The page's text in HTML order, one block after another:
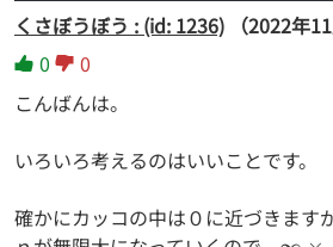
くさぼうぼう : (id: 1236)
（2022年
0
0
こんばんは。
いろいろ考えるのはいいことです。
確かにカッコの中は０に近づきます